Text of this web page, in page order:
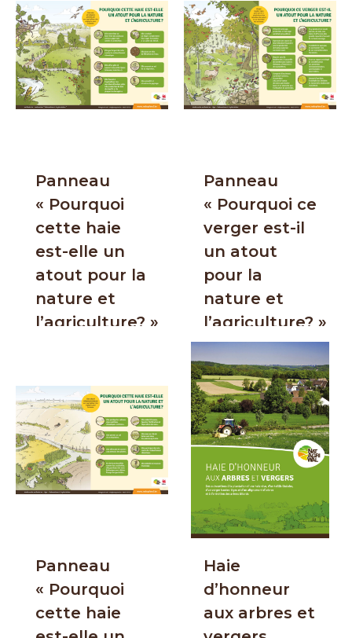
Panneau
« Pourquoi
cette haie
est-elle un
atout pour la
nature et
l’agriculture? »
Panneau
« Pourquoi ce
verger est-il
un atout
pour la
nature et
l’agriculture? »
24 février 2026
Panneau
« Pourquoi
cette haie
Haie
d’honneur
aux arbres et